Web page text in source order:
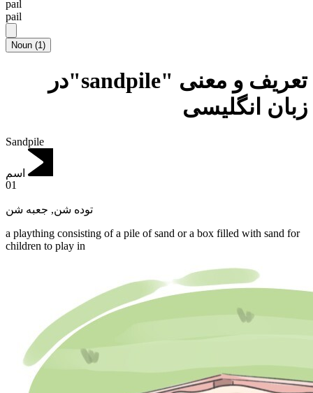
paɪl
pail
Noun (1)
تعریف و معنی "sandpile"در
زبان انگلیسی
Sandpile
اسم
01
توده شن, جعبه شن
a plaything consisting of a pile of sand or a box filled with sand for
children to play in